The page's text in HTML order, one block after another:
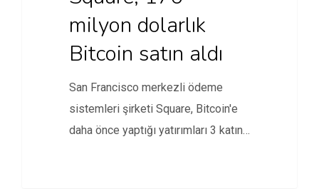
milyon dolarlık
Bitcoin satın aldı
San Francisco merkezli ödeme
sistemleri şirketi Square, Bitcoin'e
daha önce yaptığı yatırımları 3 katına